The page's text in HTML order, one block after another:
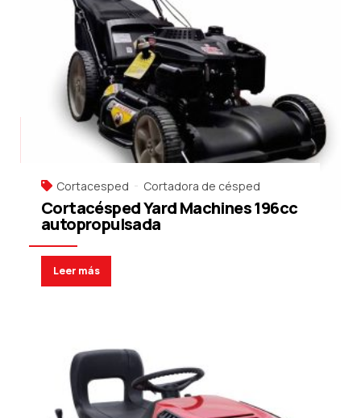
Cortacesped Cortadora de césped
Cortacésped Yard Machines 196cc
autopropulsada
Leer más